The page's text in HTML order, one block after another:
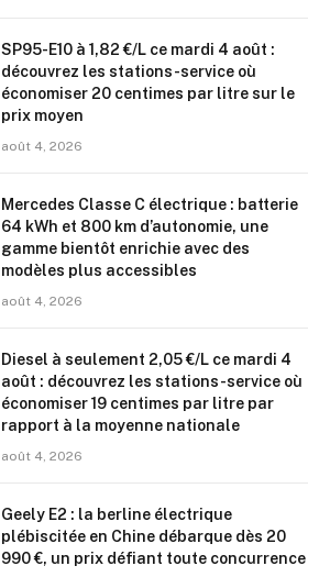
SP95-E10 à 1,82 €/L ce mardi 4 août :
découvrez les stations-service où
économiser 20 centimes par litre sur le
prix moyen
août 4, 2026
Mercedes Classe C électrique : batterie
64 kWh et 800 km d’autonomie, une
gamme bientôt enrichie avec des
modèles plus accessibles
août 4, 2026
Diesel à seulement 2,05 €/L ce mardi 4
août : découvrez les stations-service où
économiser 19 centimes par litre par
rapport à la moyenne nationale
août 4, 2026
Geely E2 : la berline électrique
plébiscitée en Chine débarque dès 20
990 €, un prix défiant toute concurrence